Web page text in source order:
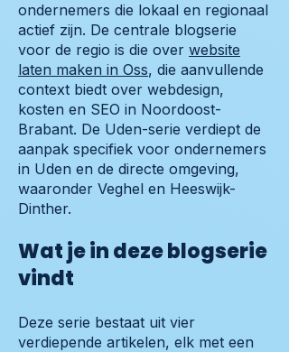
ondernemers die lokaal en regionaal
actief zijn. De centrale blogserie
voor de regio is die over website
laten maken in Oss, die aanvullende
context biedt over webdesign,
kosten en SEO in Noordoost-
Brabant. De Uden-serie verdiept de
aanpak specifiek voor ondernemers
in Uden en de directe omgeving,
waaronder Veghel en Heeswijk-
Dinther.
Wat je in deze blogserie
vindt
Deze serie bestaat uit vier
verdiepende artikelen, elk met een